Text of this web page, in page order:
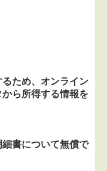
ため、オンライン
ら所得する情報を
書について無償で